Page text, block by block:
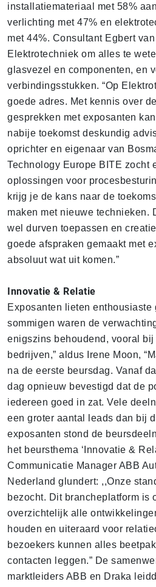
installatiemateriaal met 58%
verlichting met 47% en
met 44%. Consultant Egbert
Elektrotechniek om alles te
glasvezel en componenten, en
verbindingsstukken. “Op
goede adres. Met kennis over
gesprekken met exposanten
nabije toekomst deskundig
oprichter en eigenaar van
Technology Europe BITE zocht
oplossingen voor
krijg je de kans naar de
maken met nieuwe technieken.
wel durven toepassen en
goede afspraken gemaakt met
absoluut wat uit komen.”
Innovatie & Relatie
Exposanten lieten enthousiaste
sommigen waren de
enigszins behoudend, vooral
bedrijven,” aldus Irene Moon,
na de eerste beursdag. Vanaf
dag opnieuw bevestigd dat de
iedereen goed in zat. Vele
een groter aantal leads dan bij
exposanten stond de
het beursthema ‘Innovatie &
Communicatie Manager ABB
Nederland glundert: ,,Onze
bezocht. Dit brancheplatform is
overzichtelijk alle
houden en uiteraard voor
bezoekers kunnen alles
contacten leggen.” De
marktleiders ABB en Draka